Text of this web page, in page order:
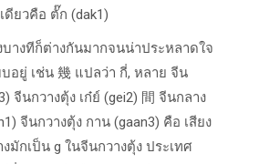
ดียวคือ ตั๊ก (dak1)
างทีก็ต่างกันมากจนน่าประหลาดใจ
อยู่ เช่น 幾 แปลว่า กี่, หลาย จีน
จีนกวางตุ้ง เก๋ย์ (gei2) 間 จีนกลาง
จีนกวางตุ้ง กาน (gaan3) คือ เสียง
มักเป็น g ในจีนกวางตุ้ง ประเทศ